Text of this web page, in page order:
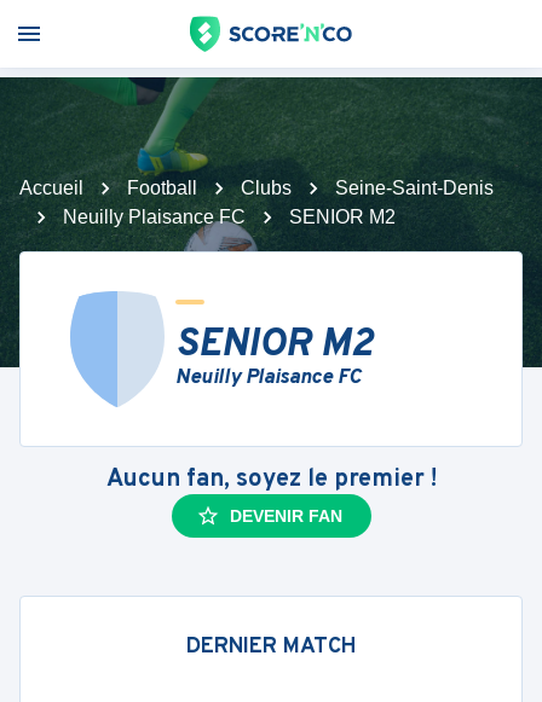
Accueil Football Clubs
Seine-Saint-Denis
Neuilly Plaisance FC
SENIOR M2
SENIOR M2
Neuilly Plaisance FC
Aucun fan, soyez le premier !
DEVENIR FAN
DERNIER MATCH